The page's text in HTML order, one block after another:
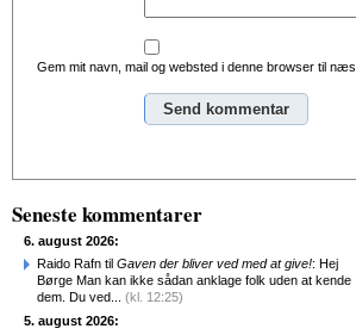
Gem mit navn, mail og websted i denne browser til
Seneste kommentarer
6. august 2026:
Raido Rafn til Gaven der bliver ved med at give!: Hej
Børge Man kan ikke sådan anklage folk uden at kende
dem. Du ved... (kl. 12:25)
5. august 2026: